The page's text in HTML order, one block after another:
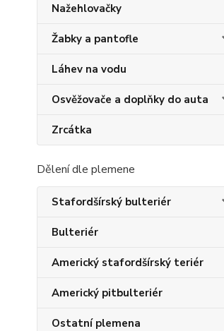
Nažehlovačky
Žabky a pantofle
Láhev na vodu
Osvěžovače a doplňky do auta
Zrcátka
Dělení dle plemene
Stafordšírský bulteriér
Bulteriér
Americký stafordšírský teriér
Americký pitbulteriér
Ostatní plemena